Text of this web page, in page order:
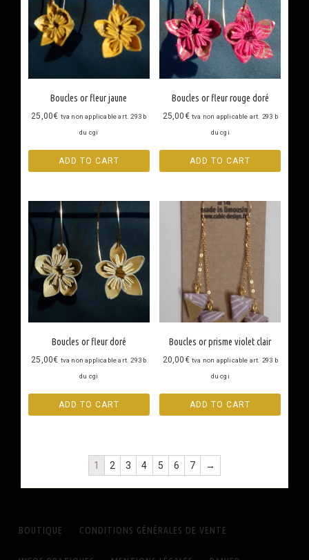
Boucles or fleur jaune
25,00€ tva non applicable art. 293 b
du cgi
ADD TO CART
Boucles or fleur rouge doré
25,00€ tva non applicable art. 293 b
du cgi
ADD TO CART
Boucles or fleur doré
25,00€ tva non applicable art. 293 b
du cgi
ADD TO CART
Boucles or prisme violet clair
20,00€ tva non applicable art. 293 b
du cgi
ADD TO CART
1 2 3 4 5 6 7 →
BOUTIQUE CONDITIONS GÉNÉRALES DE VENTE